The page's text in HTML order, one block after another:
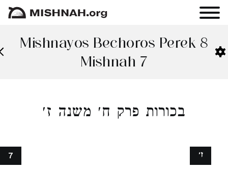
Mishnayos Bechoros Perek 8
Mishnah 7
בכורות פרק ח׳ משנה ז׳
7 ז׳